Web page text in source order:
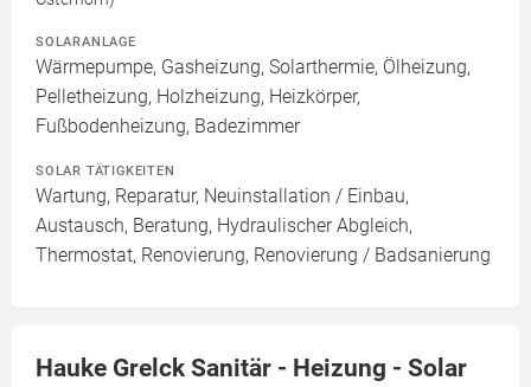
SOLARANLAGE
Wärmepumpe, Gasheizung, Solarthermie, Ölheizung,
Pelletheizung, Holzheizung, Heizkörper,
Fußbodenheizung, Badezimmer
SOLAR TÄTIGKEITEN
Wartung, Reparatur, Neuinstallation / Einbau,
Austausch, Beratung, Hydraulischer Abgleich,
Thermostat, Renovierung, Renovierung / Badsanierung
Hauke Grelck Sanitär - Heizung - Solar